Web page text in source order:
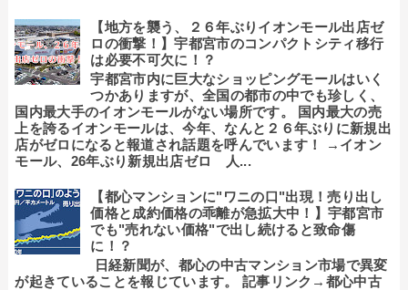
【地方を襲う、２６年ぶりイオンモール出店ゼ
ロの衝撃！】宇都宮市のコンパクトシティ移行
は必要不可欠に！？
宇都宮市内に巨大なショッピングモールはいく
つかありますが、全国の都市の中でも珍しく、
国内最大手のイオンモールがない場所です。 国内最大の売
上を誇るイオンモールは、今年、なんと２６年ぶりに新規出
店がゼロになると報道され話題を呼んでいます！ →イオン
モール、26年ぶり新規出店ゼロ 人...
【都心マンションに"ワニの口"出現！売り出し
価格と成約価格の乖離が急拡大中！】宇都宮市
でも"売れない価格"で出し続けると致命傷
に！？
日経新聞が、都心の中古マンション市場で異変
が起きていることを報じています。 記事リンク→都心中古